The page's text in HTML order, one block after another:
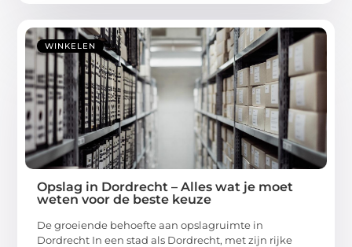
WINKELEN
Opslag in Dordrecht – Alles wat je moet
weten voor de beste keuze
De groeiende behoefte aan opslagruimte in
Dordrecht In een stad als Dordrecht, met zijn rijke